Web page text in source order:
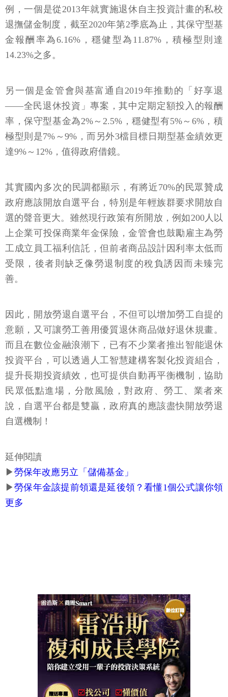
例，一個是從2013年就實施退休自主投資計畫的私校
退撫儲金制度，截至2020年第2季底為止，其保守型基
金報酬率為6.16%，穩健型為11.87%，積極型則達
14.23%之多。
另一個是金管會與基富通自2019年推動的「好享退
——全民退休投資」專案，其中定期定額投入的報酬
率，保守型基金為2%～2.5%，穩健型有5%～6%，積
極型則是7%～9%，而另外3檔目標日期型基金績效更
達9%～12%，值得政府借鏡。
其實國內多次的民調都顯示，有將近70%的民眾贊成
政府應該開放自選平台，特別是年輕族群要求開放自
選的聲音更大。雖然現行政策有所開放，例如200人以
上企業可投保商業年金保險，金管會也鼓勵雇主為勞
工成立員工福利信託，但前者商品設計因利率太低而
受限，後者則缺乏像勞退制度的稅負誘因而未臻完
善。
因此，開放勞退自選平台，不但可以增加勞工自提的
意願，又可讓勞工善用優質退休商品做好退休規畫。
而且在數位金融浪潮下，已有不少業者推出智能退休
投資平台，可以透過人工智慧建構客製化投資組合，
提升長期投資績效，也可提供自動再平衡機制，協助
民眾低點進場，分散風險，對政府、勞工、業者來
說，自選平台都是雙贏，政府真的應該盡快開放勞退
自選機制！
延伸閱讀
▶勞保年改應另立「儲備基金」
▶勞保年金該提前領還是延後領？看懂1個公式讓你領
更多